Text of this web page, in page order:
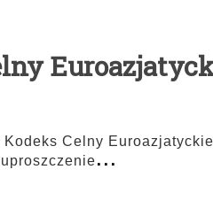
Celny...